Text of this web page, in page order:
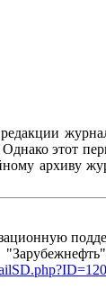
этот
архиву